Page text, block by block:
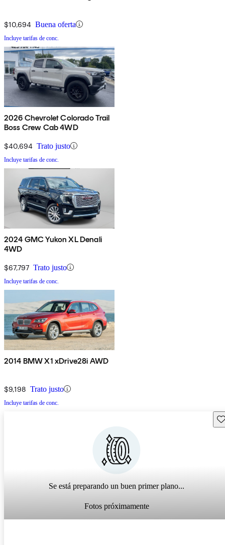
$10,694 Buena oferta
Incluye tarifas de conc.
2026 Chevrolet Colorado Trail
Boss Crew Cab 4WD
$40,694 Trato justo
Incluye tarifas de conc.
2024 GMC Yukon XL Denali
4WD
$67,797 Trato justo
Incluye tarifas de conc.
2014 BMW X1 xDrive28i AWD
$9,198 Trato justo
Incluye tarifas de conc.
Se está preparando un buen primer plano...
Fotos próximamente